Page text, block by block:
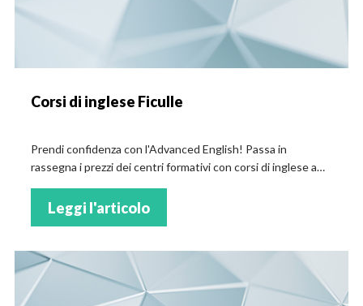
Corsi di inglese Ficulle
Prendi confidenza con l'Advanced English! Passa in
rassegna i prezzi dei centri formativi con corsi di inglese a
Leggi l'articolo